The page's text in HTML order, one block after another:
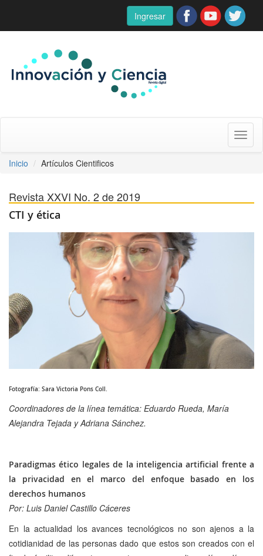
Ingresar
Inicio
Artículos Cientificos
Revista XXVI No. 2 de 2019
CTI y ética
Fotografía: Sara Victoria Pons Coll.
Coordinadores de la línea temática: Eduardo Rueda, María
Alejandra Tejada y Adriana Sánchez.
Paradigmas ético legales de la inteligencia artificial frente a
la privacidad en el marco del enfoque basado en los
derechos humanos
Por: Luis Daniel Castillo Cáceres
En la actualidad los avances tecnológicos no son ajenos a la
cotidianidad de las personas dado que estos son creados con el